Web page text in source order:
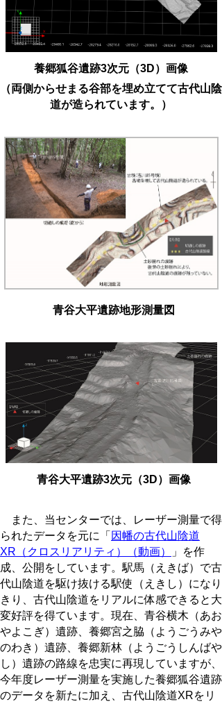
養郷狐谷遺跡3次元（3D）画像
（両側からせまる谷部を埋め立てて古代山陰
道が造られています。）
青谷大平遺跡地形測量図
青谷大平遺跡3次元（3D）画像
また、当センターでは、レーザー測量で得
られたデータを元に
「 因幡の古代山陰道
XR（クロスリアリティ）（動画）
」
を作
成、公開をしています。駅馬（えきば）で古
代山陰道を駆け抜ける駅使（えきし）になり
きり、古代山陰道をリアルに体感できると大
変好評を得ています。現在、青谷横木（あお
やよこぎ）遺跡、養郷宮之脇（ようごうみや
のわき）遺跡、養郷新林（ようごうしんばや
し）遺跡の路線を忠実に再現していますが、
今年度レーザー測量を実施した養郷狐谷遺跡
のデータを新たに加え、古代山陰道XRをリ